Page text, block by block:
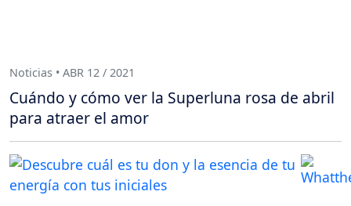
Noticias • ABR 12 / 2021
Cuándo y cómo ver la Superluna rosa de abril
para atraer el amor